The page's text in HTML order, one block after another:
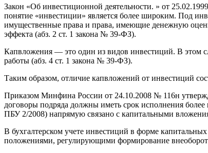
Закон «Об инвестиционной деятельности. » от
понятие «инвестиции» является более широким. Под
имущественные права и права, имеющие денежную
эффекта (абз. 2 ст. 1 закона № 39-ФЗ).
Капвложения — это один из видов инвестиций. В этом
работы (абз. 4 ст. 1 закона № 39-ФЗ).
Таким образом, отличие капвложений от инвестиций
Приказом Минфина России от 24.10.2008 № 116н
договоры подряда должны иметь срок исполнения
ПБУ 2/2008) напрямую связано с капитальными
В бухгалтерском учете инвестиций в форме
положениями, регулирующими формирование